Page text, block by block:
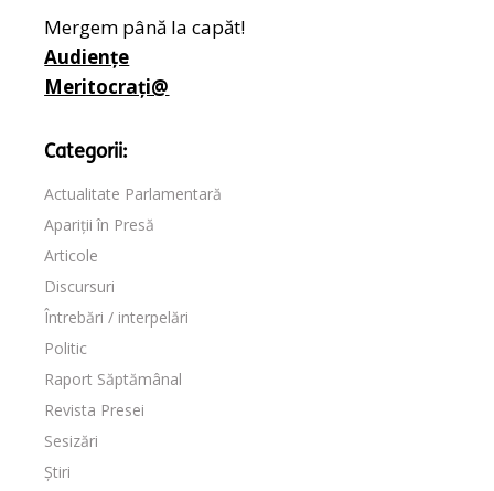
Mergem până la capăt!
Audiențe
Meritocrați@
Categorii:
Actualitate Parlamentară
Apariții în Presă
Articole
Discursuri
Întrebări / interpelări
Politic
Raport Săptămânal
Revista Presei
Sesizări
Știri